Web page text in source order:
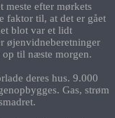
meste efter mørkets
faktor til, at det er gået
blot var et lidt
øjenvidneberetninger
op til næste morgen.
deres hus. 9.000
Gas, strøm